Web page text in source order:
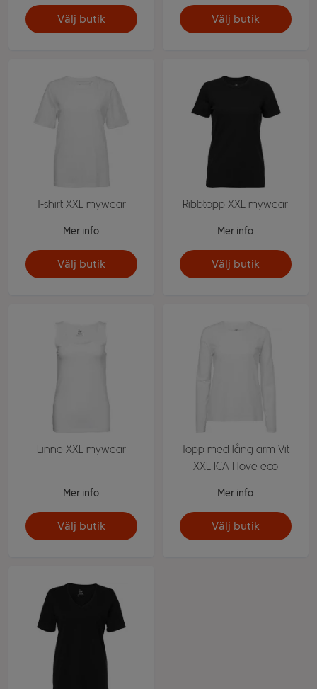
Välj butik Välj butik
T-shirt XXL mywear
Mer info
Välj butik
Ribbtopp XXL mywear
Mer info
Välj butik
Linne XXL mywear
Mer info
Välj butik
Topp med lång ärm Vit
XXL ICA I love eco
Mer info
Välj butik